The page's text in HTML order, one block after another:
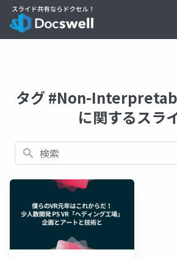
タグ #Non-
に関するスラ
検索